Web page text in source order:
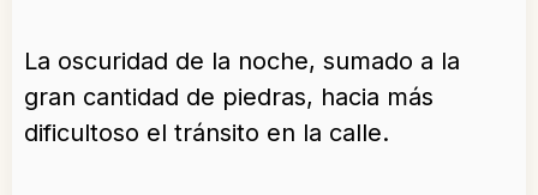
La oscuridad de la noche, sumado a la
gran cantidad de piedras, hacia más
dificultoso el tránsito en la calle.